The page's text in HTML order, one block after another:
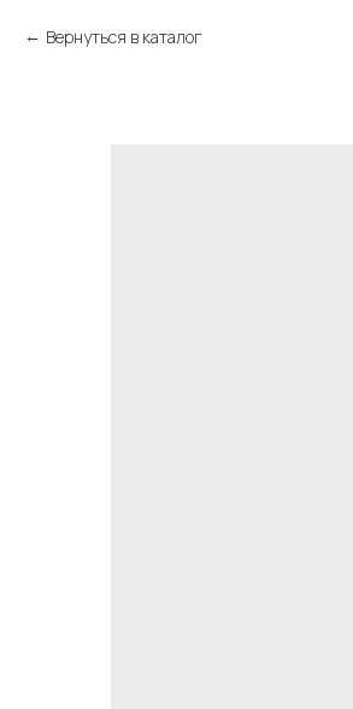
Вернуться в каталог